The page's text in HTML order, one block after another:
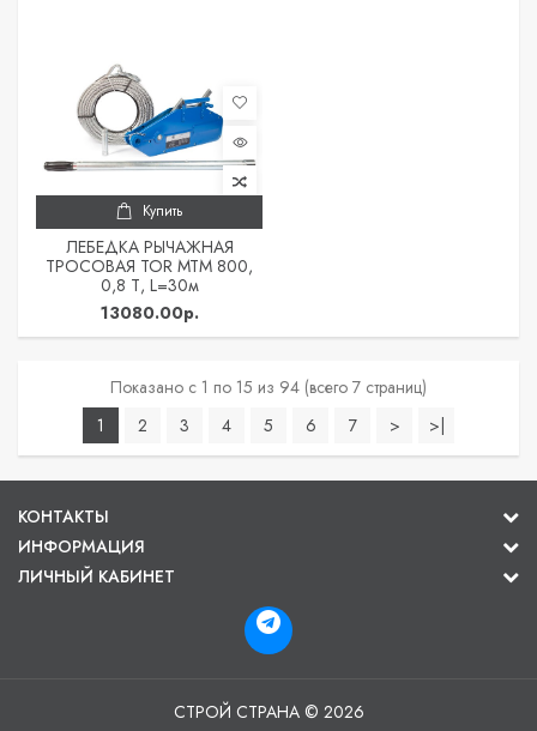
Купить
ЛЕБЕДКА РЫЧАЖНАЯ
ТРОСОВАЯ TOR МТМ 800,
0,8 Т, L=30м
13080.00р.
Показано с 1 по 15 из 94 (всего 7 страниц)
1
2 3 4 5 6 7 > >|
КОНТАКТЫ
ИНФОРМАЦИЯ
ЛИЧНЫЙ КАБИНЕТ
СТРОЙ СТРАНА © 2026